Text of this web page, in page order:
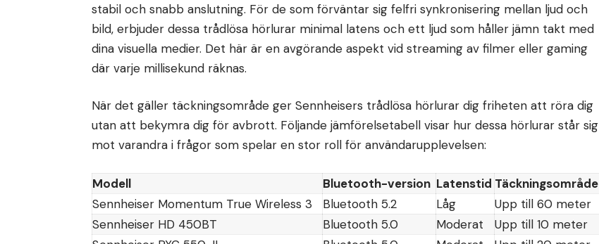
stabil och snabb anslutning. För de som förväntar sig felfri synkronisering mellan ljud och
bild, erbjuder dessa trådlösa hörlurar minimal latens och ett ljud som håller jämn takt med
dina visuella medier. Det här är en avgörande aspekt vid streaming av filmer eller gaming
där varje millisekund räknas.
När det gäller täckningsområde ger Sennheisers trådlösa hörlurar dig friheten att röra dig
utan att bekymra dig för avbrott. Följande jämförelsetabell visar hur dessa hörlurar står sig
mot varandra i frågor som spelar en stor roll för användarupplevelsen:
Modell Bluetooth-version Latenstid Täckningsområde
Sennheiser Momentum True Wireless 3
Bluetooth 5.2 Låg
Upp till 60 meter
Sennheiser HD 450BT
Bluetooth 5.0 Moderat
Upp till 10 meter